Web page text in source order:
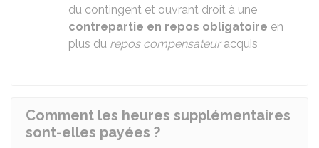
du contingent et ouvrant droit à une
contrepartie en repos obligatoire en
plus du repos compensateuracquis
Comment les heures supplémentaires
sont-elles payées ?